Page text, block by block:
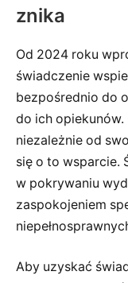
znika
Od 2024 roku
świadczenie
bezpośrednio do
do ich opiekunów.
niezależnie od
się o to wsparcie.
w pokrywaniu
zaspokojeniem
Aby uzyskać